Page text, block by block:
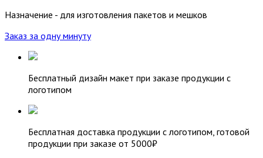
Назначение - для изготовления пакетов и мешков
Заказ за одну минуту
Бесплатный дизайн макет при заказе продукции с
логотипом
Бесплатная доставка продукции с логотипом, готовой
продукции при заказе от 5000₽